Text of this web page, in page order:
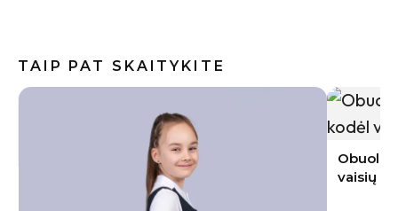
TAIP PAT SKAITYKITE
Obuoliai pūva tiesiai ant medžio: kodėl
vaisių negalima palikti sode